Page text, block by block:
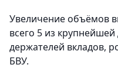
Увеличение объёмов
всего 5 из
держателей вкладов,
БВУ.